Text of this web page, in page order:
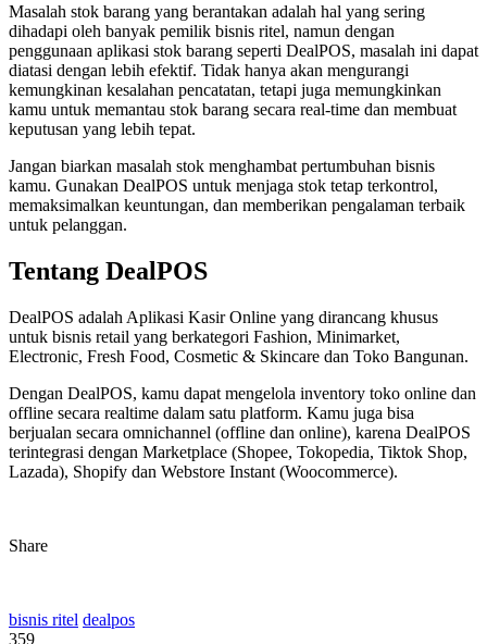
Masalah stok barang yang berantakan adalah hal yang sering
dihadapi oleh banyak pemilik bisnis ritel, namun dengan
penggunaan aplikasi stok barang seperti DealPOS, masalah ini dapat
diatasi dengan lebih efektif. Tidak hanya akan mengurangi
kemungkinan kesalahan pencatatan, tetapi juga memungkinkan
kamu untuk memantau stok barang secara real-time dan membuat
keputusan yang lebih tepat.
Jangan biarkan masalah stok menghambat pertumbuhan bisnis
kamu. Gunakan DealPOS untuk menjaga stok tetap terkontrol,
memaksimalkan keuntungan, dan memberikan pengalaman terbaik
untuk pelanggan.
Tentang DealPOS
DealPOS adalah Aplikasi Kasir Online yang dirancang khusus
untuk bisnis retail yang berkategori Fashion, Minimarket,
Electronic, Fresh Food, Cosmetic & Skincare dan Toko Bangunan.
Dengan DealPOS, kamu dapat mengelola inventory toko online dan
offline secara realtime dalam satu platform. Kamu juga bisa
berjualan secara omnichannel (offline dan online), karena DealPOS
terintegrasi dengan Marketplace (Shopee, Tokopedia, Tiktok Shop,
Lazada), Shopify dan Webstore Instant (Woocommerce).
Share
bisnis ritel dealpos
359